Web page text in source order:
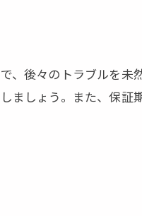
後々のトラブルを
しょう。また、保